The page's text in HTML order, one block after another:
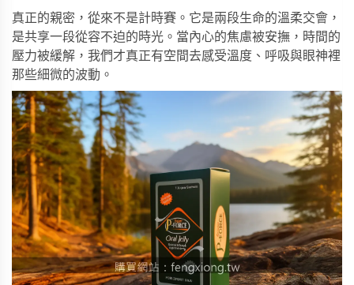
真正的親密，從來不是計時賽。它是兩段生命的溫柔交會，
是共享一段從容不迫的時光。當內心的焦慮被安撫，時間的
壓力被緩解，我們才真正有空間去感受溫度、呼吸與眼神裡
那些細微的波動。